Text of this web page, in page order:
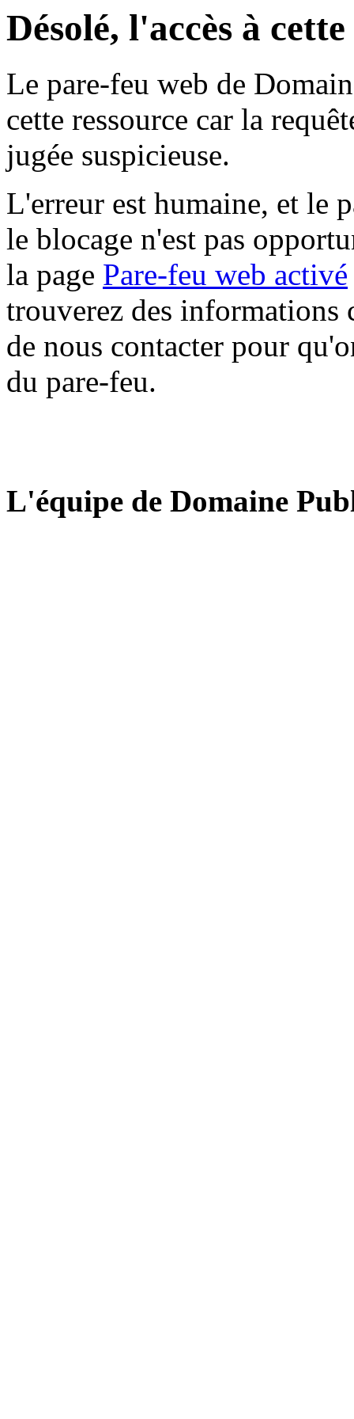
Désolé, l'accès à
Le pare-feu web de
cette ressource car la
jugée suspicieuse.
L'erreur est humaine, et le
le blocage n'est pas
la page Pare-feu web activé
trouverez des informations
de nous contacter pour
du pare-feu.
L'équipe de Domaine